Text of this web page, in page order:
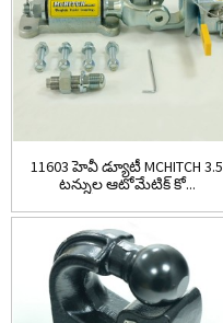
11603 హెవీ డ్యూటీ MCHITCH 3.5
టన్నుల ఆటోమేటిక్ కో...